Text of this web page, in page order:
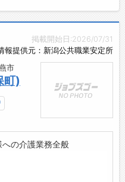
掲載開始日:2026/07/31
報提供元：新潟公共職業安定所
市
町)
の介護業務全般